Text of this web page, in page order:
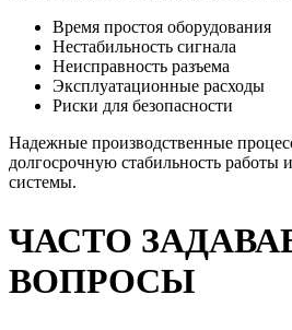
Время простоя оборудования
Нестабильность сигнала
Неисправность разъема
Эксплуатационные расходы
Риски для безопасности
Надежные производственные
долгосрочную стабильность работы
системы.
ЧАСТО
ВОПРОСЫ